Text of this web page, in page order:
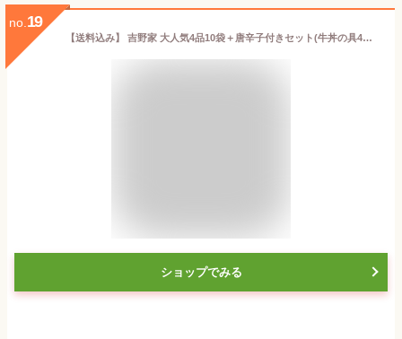
no. 19
【送料込み】 吉野家 大人気4品10袋＋唐辛子付きセット(牛丼の具4袋 豚丼の具 2袋 牛焼肉丼の具 2袋 焼鶏丼の具 2袋 唐辛子1本入) お試し 便利 夜食 おつまみ 昼ごはん 冷凍食品 お弁当 おかず クール宅急便 ギフトにも 仕送り のし対応
ショップでみる